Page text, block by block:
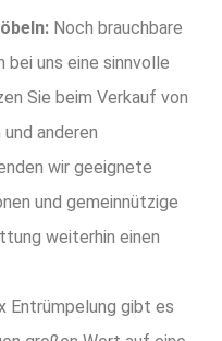
Noch brauchbare
uns eine sinnvolle
Sie beim Verkauf von
anderen
wir geeignete
und gemeinnützige
weiterhin einen
Entrümpelung gibt es